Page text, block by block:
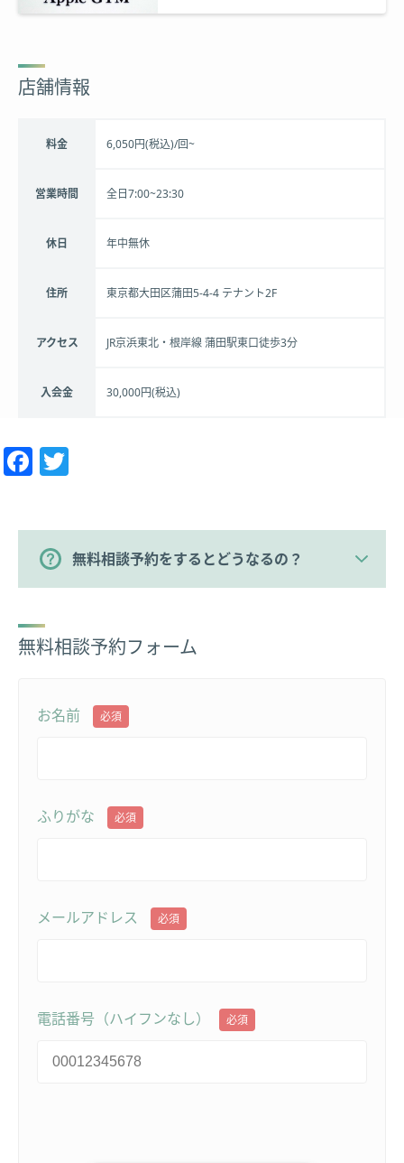
ト！
店舗情報
料金 6,050円(税込)/回~
営業時間 全日7:00~23:30
休日 年中無休
住所 東京都大田区蒲田5-4-4 テナント2F
アクセス JR京浜東北・根岸線 蒲田駅東口徒歩3分
入会金 30,000円(税込)
Facebook
無料相談予約をするとどうなるの？
無料相談予約フォーム
お名前 必須
ふりがな 必須
メールアドレス 必須
電話番号（ハイフンなし） 必須